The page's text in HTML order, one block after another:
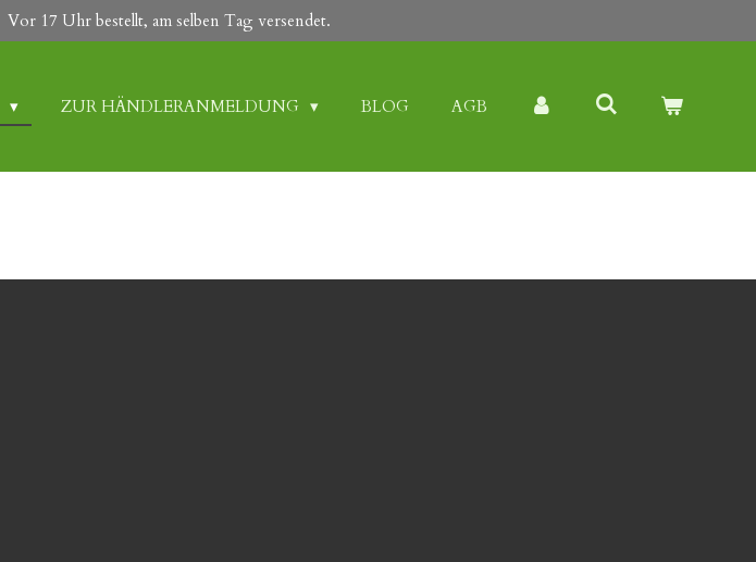
Vor 17 Uhr bestellt, am selben Tag versendet.
ZUR HÄNDLERANMELDUNG BLOG AGB